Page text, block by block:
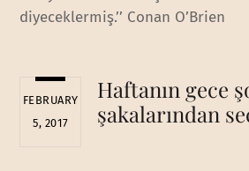
diyeceklermiş.’’ Conan O’Brien
FEBRUARY
5, 2017
Haftanın gece
şakalarından